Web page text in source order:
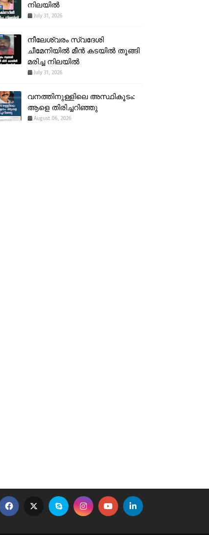
നിലയിൽ
July 31, 2026
നീലേശ്വരം സ്വദേശി
ചീമേനിയിൽ മീൻ കടയിൽ തൂങ്ങി
മരിച്ച നിലയിൽ
July 31, 2026
വനത്തിനുള്ളിലെ അസ്ഥികൂടം:
ആളെ തിരിച്ചറിഞ്ഞു
August 06, 2026